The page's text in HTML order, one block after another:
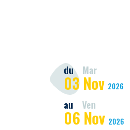
du Mar
03 Nov 2026
au Ven
06 Nov 2026